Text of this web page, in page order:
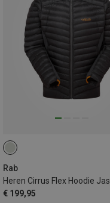
Rab
Heren Cirrus Flex Hoodie Jas
€ 199,95
S